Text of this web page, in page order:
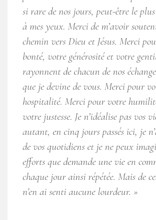
si rare de nos jours, peut-être le
à mes yeux. Merci de m’avoir
chemin vers Dieu et Jésus. Merci
bonté, votre générosité et votre
rayonnent de chacun de nos
que je devine de vous. Merci pour
hospitalité. Merci pour votre
votre justesse. Je n’idéalise pas vos
autant, en cinq jours passés ici, je
de vos quotidiens et je ne peux
efforts que demande une vie en
chaque jour ainsi répétée. Mais de
n’en ai senti aucune lourdeur. »